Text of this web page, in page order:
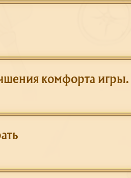
комфорта игры.